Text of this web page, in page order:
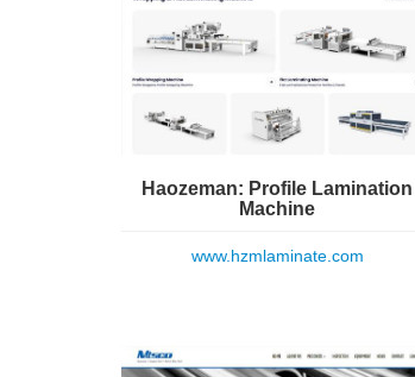
Haozeman: Profile Lamination
Machine
www.hzmlaminate.com